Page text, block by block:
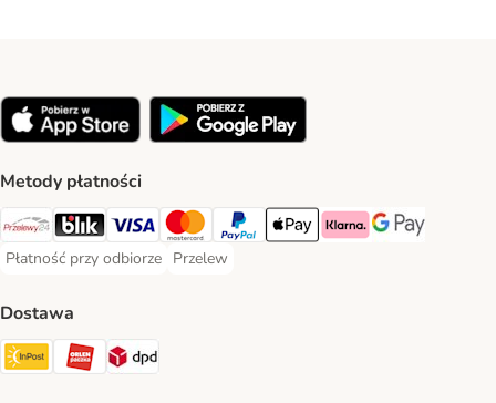
Metody płatności
Przelewy24 Payment Method
Blik Payment Method
VISA Payment Method
MasterCard Payment Method
PayPal Payment Method
Apple Pay Payment Method
Klarna Payment Method
Google Pay
Płatność przy odbiorze
Płatność przy odbiorze Payment Method
Przelew
Przelew Payment Method
Dostawa
InPost Shipping Method
ORLEN Paczka. Shipping Method
DPD Shipping Method